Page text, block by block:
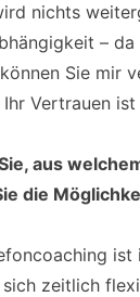
nichts
–
Sie mir
Ihr Vertrauen
aus
die
sich zeitlich